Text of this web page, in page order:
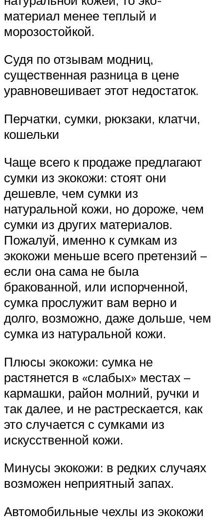
материал менее теплый и
морозостойкой.
Судя по отзывам модниц,
существенная разница в цене
уравновешивает этот недостаток.
Перчатки, сумки, рюкзаки, клатчи,
кошельки
Чаще всего к продаже предлагают
сумки из экокожи: стоят они
дешевле, чем сумки из
натуральной кожи, но дороже, чем
сумки из других материалов.
Пожалуй, именно к сумкам из
экокожи меньше всего претензий –
если она сама не была
бракованной, или испорченной,
сумка прослужит вам верно и
долго, возможно, даже дольше, чем
сумка из натуральной кожи.
Плюсы экокожи: сумка не
растянется в «слабых» местах –
кармашки, район молний, ручки и
так далее, и не растрескается, как
это случается с сумками из
искусственной кожи.
Минусы экокожи: в редких случаях
возможен неприятный запах.
Автомобильные чехлы из экокожи